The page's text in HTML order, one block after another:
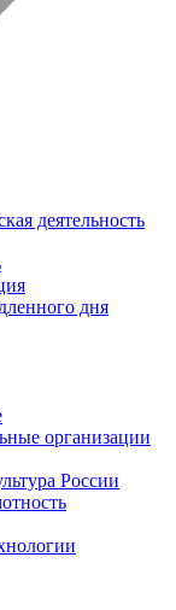
деятельность
дня
организации
России